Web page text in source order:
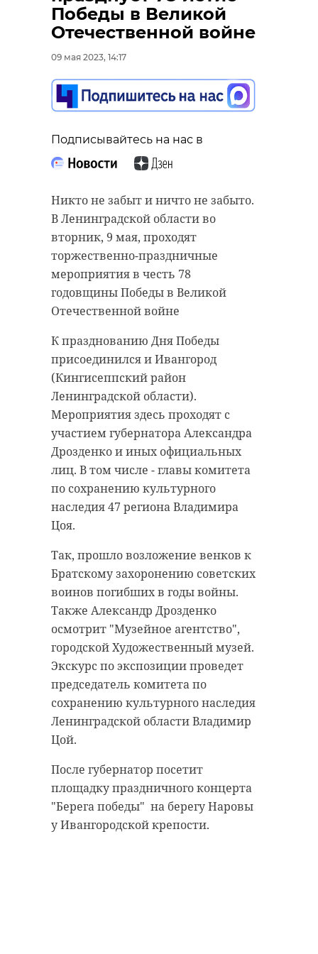
Победы в Великой
Отечественной войне
09 мая 2023, 14:17
Подписывайтесь на нас в
Никто не забыт и ничто не забыто.
В Ленинградской области во
вторник, 9 мая, проходят
торжественно-праздничные
мероприятия в честь 78
годовщины Победы в Великой
Отечественной войне
К празднованию Дня Победы
присоединился и Ивангород
(Кингисеппский район
Ленинградской области).
Мероприятия здесь проходят с
участием губернатора Александра
Дрозденко и иных официальных
лиц. В том числе - главы комитета
по сохранению культурного
наследия 47 региона Владимира
Цоя.
Так, прошло возложение венков к
Братскому захоронению советских
воинов погибших в годы войны.
Также Александр Дрозденко
осмотрит "Музейное агентство",
городской Художественный музей.
Экскурс по экспозиции проведет
председатель комитета по
сохранению культурного наследия
Ленинградской области Владимир
Цой.
После губернатор посетит
площадку праздничного концерта
"Берега победы" на берегу Наровы
у Ивангородской крепости.
Сланцах исполнили
песню "День
Победы" на
мемориале
"Северная окраина"
Подписывайтесь на нас в
В важный праздник 9 Мая
творческие коллективы города
Сланцы присоединились к акции
"Песни Победы". Местные
активисты, ансамбли, а также
хоры и юнармейцы исполнили
легендарную песню "День
Победы" на воинском захоронении
"Северная окраина".
Среди исполнителей оказались
коллективы детской музыкальной
школы, хор Sforzando, вокальный
коллектив "Созвездие", детский
вокальный ансамбль "NEW-тон", а
также хор Сланцевской школы №1
"Русичи", коллективы Культурно-
досугового центра: Народный хор
русской песни имени Ефремова и
К. Худяковой и многие другие.
Администрация Сланцевского
района выразили благодарность
всем участником акции, а также
поздравила всех ленинградцев и
россиян с Днем Победы.
!видео день победы
9 мая
В Ивангороде в День Победы
прошла торжественная
воду в память о погибших
солдатах в годы Великой
на Иваногородском променаде с
важным праздником местных
местных администраций и гости
города.
В церемонии возложения венка
также приняли участие
руководитель Следственного
комитета Ленобласти, генерал-
лейтенант юстиции Сергей Сазин
и зампредседателя правительства
47 региона по строительству и
ЖКХ Евгений Барановский.
В честь 78-й годовщины Победы
советского народа в Великой
Отечественной войне в городе
запланировали праздничный
концерт "Берега Победы".
Фото: 47channel
ивангород
день победы